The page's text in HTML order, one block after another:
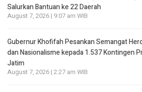
Salurkan Bantuan ke 22 Daerah
August 7, 2026 | 9:07 am WIB
Gubernur Khofifah Pesankan Semangat
dan Nasionalisme kepada 1.537 Kontingen
Jatim
August 7, 2026 | 2:27 am WIB